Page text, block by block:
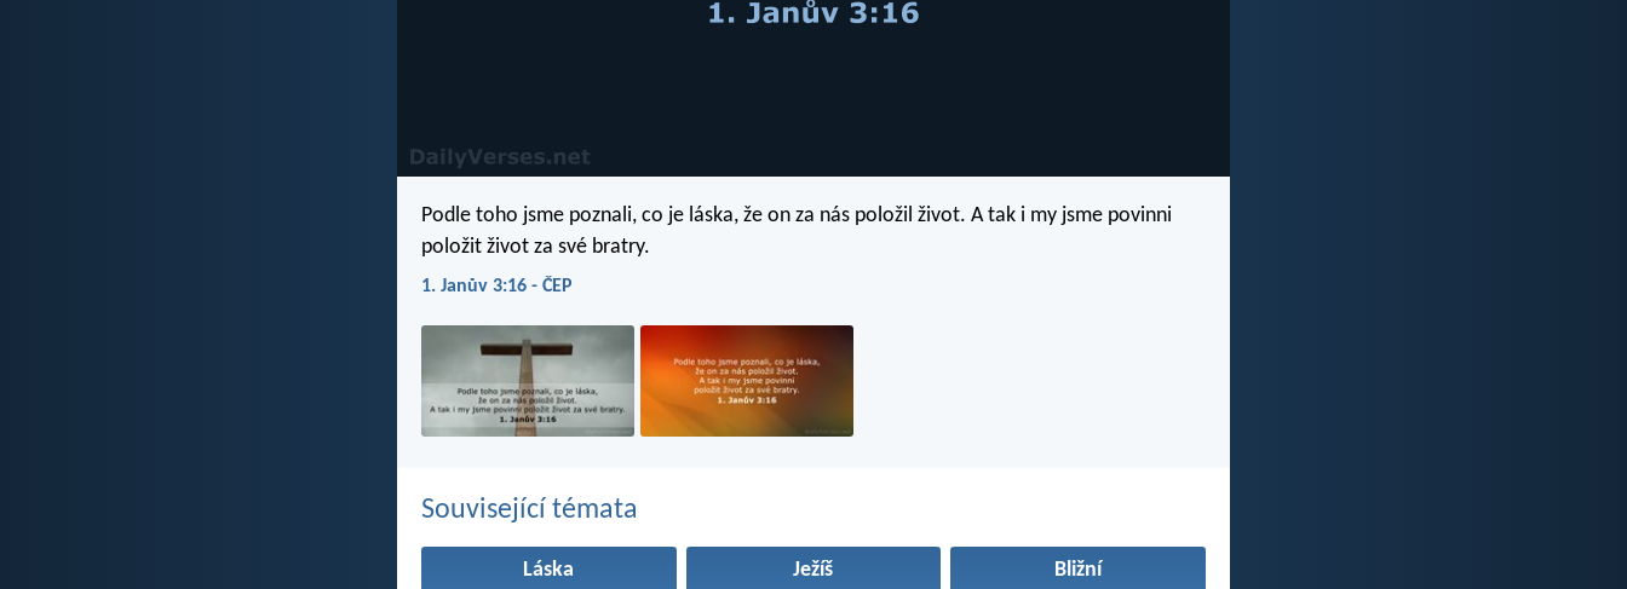
Podle toho jsme poznali, co je láska, že on za nás položil život. A tak i my jsme povinni
položit život za své bratry.
1. Janův 3:16 - ČEP
Související témata
Láska Ježíš Bližní